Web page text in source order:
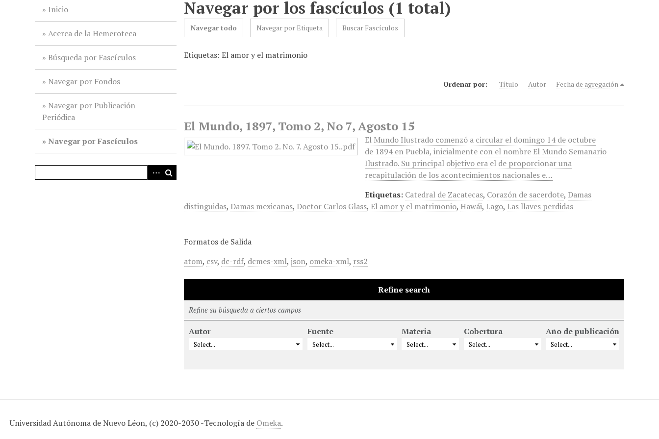
Inicio
Acerca de la Hemeroteca
Búsqueda por Fascículos
Navegar por Fondos
Navegar por Publicación
Periódica
Navegar por Fascículos
Navegar por los fascículos (1 total)
Navegar todo Navegar por Etiqueta Buscar Fascículos
Etiquetas: El amor y el matrimonio
Ordenar por: Título Autor Fecha de agregación
El Mundo, 1897, Tomo 2, No 7, Agosto 15
El Mundo Ilustrado comenzó a circular el domingo 14 de octubre
de 1894 en Puebla, inicialmente con el nombre El Mundo Semanario
Ilustrado. Su principal objetivo era el de proporcionar una
recapitulación de los acontecimientos nacionales e…
Etiquetas: Catedral de Zacatecas, Corazón de sacerdote, Damas
distinguidas, Damas mexicanas, Doctor Carlos Glass, El amor y el matrimonio, Hawái, Lago, Las llaves perdidas
Formatos de Salida
atom, csv, dc-rdf, dcmes-xml,json, omeka-xml, rss2
Refine search
Refine su búsqueda a ciertos campos
Autor Fuente Materia Cobertura Año de publicación
Universidad Autónoma de Nuevo Léon, (c) 2020-2030 -Tecnología de Omeka.